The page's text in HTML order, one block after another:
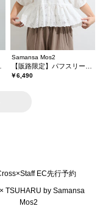
Samansa Mos2
￥6,490